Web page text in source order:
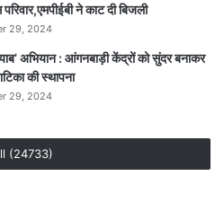
ने काट दी बिजली
29, 2024
अभियान : आंगनबाड़ी केंद्रों को सुंदर बनाकर
की स्थापना
29, 2024
(24733)